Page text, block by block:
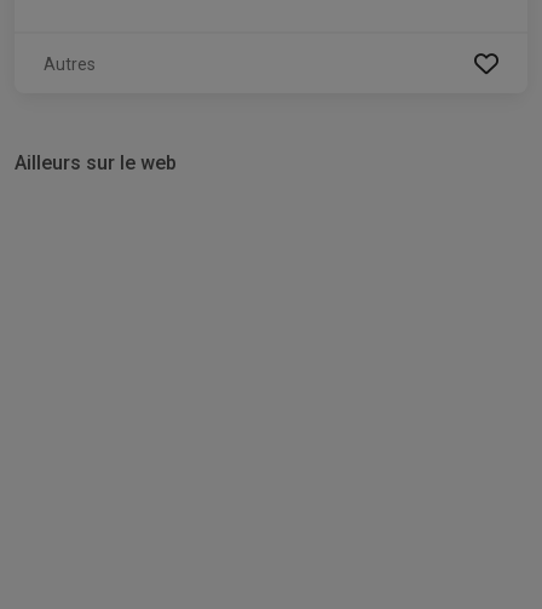
Autres
Ailleurs sur le web